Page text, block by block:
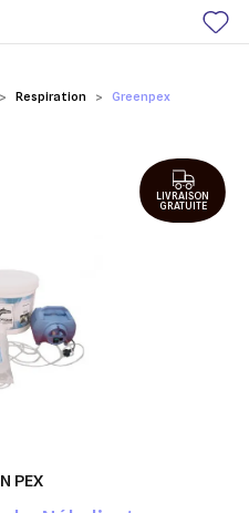
Respiration
Greenpex
PEX
LIVRAISON
GRATUITE